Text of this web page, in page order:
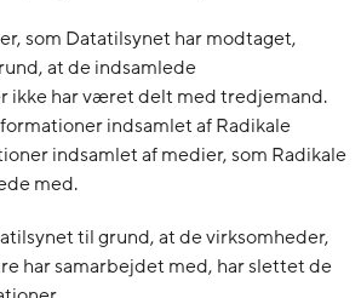
som Datatilsynet har modtaget,
at de indsamlede
ikke har været delt med tredjemand.
indsamlet af Radikale
indsamlet af medier, som Radikale
med.
til grund, at de virksomheder,
har samarbejdet med, har slettet de